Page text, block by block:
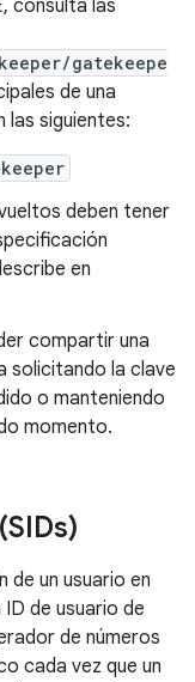
consulta las
gatekeepe
de una
las siguientes:
deben tener
en
compartir una
solicitando la clave
o manteniendo
momento.
de un usuario en
de usuario de
de números
cada vez que un